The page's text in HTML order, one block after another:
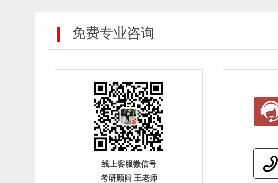
免费专业咨询
线上客服微信号
考研顾问 王老师